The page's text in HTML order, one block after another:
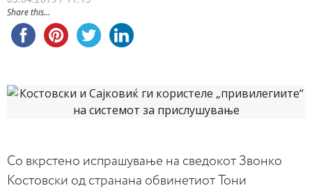
Share this...
Со вкрстено испрашување на сведокот Звонко
Костовски од странана обвинетиот Тони